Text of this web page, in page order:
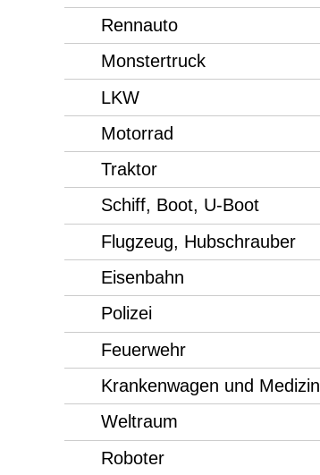
Rennauto
Monstertruck
LKW
Motorrad
Traktor
Schiff, Boot, U-Boot
Flugzeug, Hubschrauber
Eisenbahn
Polizei
Feuerwehr
Krankenwagen und Medizin
Weltraum
Roboter